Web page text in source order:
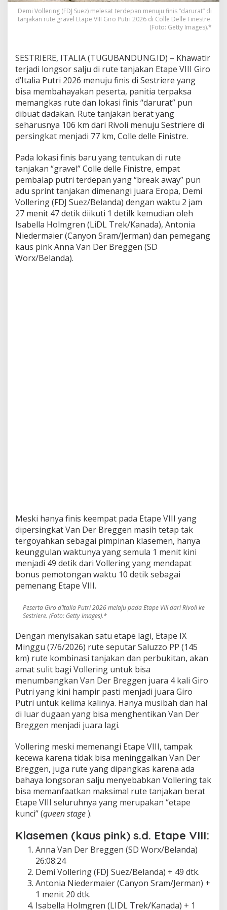
V
I
A
n
n
a
V
a
n
D
e
B
r
e
g
g
e
n
H
a
m
p
Demi Vollering (FDJ Suez) melesat terdepan menuju finis “darurat” di
tanjakan rute gravel Etape VIII Giro Putri 2026 di Colle Delle Finestre.
(Foto: Getty Images).*
SESTRIERE, ITALIA (TUGUBANDUNG.ID) – Khawatir
terjadi longsor salju di rute tanjakan Etape VIII Giro
d’Italia Putri 2026 menuju finis di Sestriere yang
bisa membahayakan peserta, panitia terpaksa
memangkas rute dan lokasi finis “darurat” pun
dibuat dadakan. Rute tanjakan berat yang
seharusnya 106 km dari Rivoli menuju Sestriere di
persingkat menjadi 77 km, Colle delle Finistre.
Pada lokasi finis baru yang tentukan di rute
tanjakan “gravel” Colle delle Finistre, empat
pembalap putri terdepan yang “break away” pun
adu sprint tanjakan dimenangi juara Eropa, Demi
Vollering (FDJ Suez/Belanda) dengan waktu 2 jam
27 menit 47 detik diikuti 1 detilk kemudian oleh
Isabella Holmgren (LiDL Trek/Kanada), Antonia
Niedermaier (Canyon Sram/Jerman) dan pemegang
kaus pink Anna Van Der Breggen (SD
Worx/Belanda).
Meski hanya finis keempat pada Etape VIII yang
dipersingkat Van Der Breggen masih tetap tak
tergoyahkan sebagai pimpinan klasemen, hanya
keunggulan waktunya yang semula 1 menit kini
menjadi 49 detik dari Vollering yang mendapat
bonus pemotongan waktu 10 detik sebagai
pemenang Etape VIII.
Peserta Giro d’Italia Putri 2026 melaju pada Etape VIII dari Rivoli ke
Sestriere. (Foto: Getty Images).*
Dengan menyisakan satu etape lagi, Etape IX
Minggu (7/6/2026) rute seputar Saluzzo PP (145
km) rute kombinasi tanjakan dan perbukitan, akan
amat sulit bagi Vollering untuk bisa
menumbangkan Van Der Breggen juara 4 kali Giro
Putri yang kini hampir pasti menjadi juara Giro
Putri untuk kelima kalinya. Hanya musibah dan hal
di luar dugaan yang bisa menghentikan Van Der
Breggen menjadi juara lagi.
Vollering meski memenangi Etape VIII, tampak
kecewa karena tidak bisa meninggalkan Van Der
Breggen, juga rute yang dipangkas karena ada
bahaya longsoran salju menyebabkan Vollering tak
bisa memanfaatkan maksimal rute tanjakan berat
Etape VIII seluruhnya yang merupakan “etape
kunci” (queen stage).
Klasemen (kaus pink) s.d. Etape VIII:
Anna Van Der Breggen (SD Worx/Belanda)
26:08:24
Demi Vollering (FDJ Suez/Belanda) + 49 dtk.
Antonia Niedermaier (Canyon Sram/Jerman) +
1 menit 20 dtk.
Isabella Holmgren (LIDL Trek/Kanada) + 1